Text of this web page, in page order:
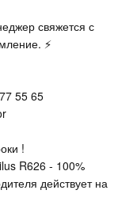
свяжется с
⚡
55 65
!
R626 - 100%
действует на